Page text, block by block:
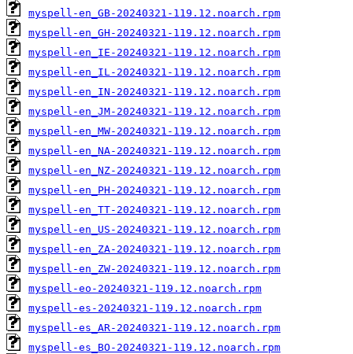
myspell-en_GB-20240321-119.12.noarch.rpm
myspell-en_GH-20240321-119.12.noarch.rpm
myspell-en_IE-20240321-119.12.noarch.rpm
myspell-en_IL-20240321-119.12.noarch.rpm
myspell-en_IN-20240321-119.12.noarch.rpm
myspell-en_JM-20240321-119.12.noarch.rpm
myspell-en_MW-20240321-119.12.noarch.rpm
myspell-en_NA-20240321-119.12.noarch.rpm
myspell-en_NZ-20240321-119.12.noarch.rpm
myspell-en_PH-20240321-119.12.noarch.rpm
myspell-en_TT-20240321-119.12.noarch.rpm
myspell-en_US-20240321-119.12.noarch.rpm
myspell-en_ZA-20240321-119.12.noarch.rpm
myspell-en_ZW-20240321-119.12.noarch.rpm
myspell-eo-20240321-119.12.noarch.rpm
myspell-es-20240321-119.12.noarch.rpm
myspell-es_AR-20240321-119.12.noarch.rpm
myspell-es_BO-20240321-119.12.noarch.rpm